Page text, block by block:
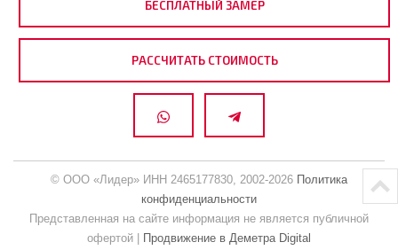
БЕСПЛАТНЫЙ ЗАМЕР
РАССЧИТАТЬ СТОИМОСТЬ
© ООО «Лидер» ИНН 2465177830, 2002-2026 Политика
конфиденциальности
Представленная на сайте информация не является публичной
офертой |
Продвижение в Деметра Digital